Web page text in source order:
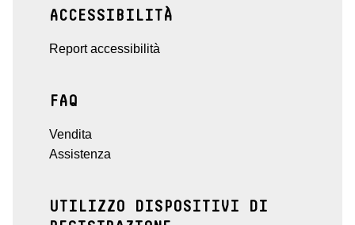
ACCESSIBILITÀ
Report accessibilità
FAQ
Vendita
Assistenza
UTILIZZO DISPOSITIVI DI